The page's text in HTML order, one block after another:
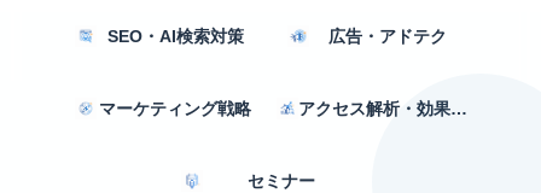
SEO・AI検索対策 広告・アドテク
マーケティング戦略 アクセス解析・効果測定
セミナー